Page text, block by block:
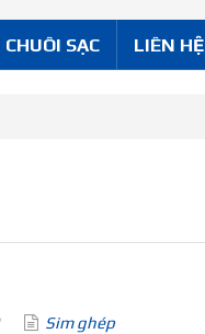
CHUÔI SẠC LIÊN HỆ
Sim ghép